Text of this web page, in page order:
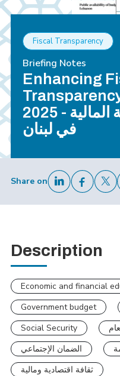
Fiscal Transparency
Briefing Notes
Enhancing
2025 - تعزيز الشفافية المالية
في لبنان
Share on
Description
Economic and financial
Government budget
Social Security
الضمان الإجتماعي
ثقافة اقتصادية ومالية